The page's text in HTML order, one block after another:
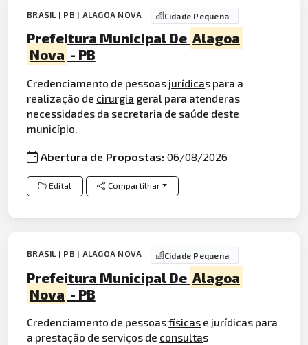
BRASIL | PB | ALAGOA NOVA Cidade Pequena
Prefeitura Municipal De Alagoa
Nova - PB
Credenciamento de pessoas jurídicas para a
realização de cirurgia geral para atenderas
necessidades da secretaria de saúde deste
município.
Abertura de Propostas:06/08/2026
Edital Compartilhar
BRASIL | PB | ALAGOA NOVA Cidade Pequena
Prefeitura Municipal De Alagoa
Nova - PB
Credenciamento de pessoasfísicas e jurídicas para
a prestação de serviços de consultas